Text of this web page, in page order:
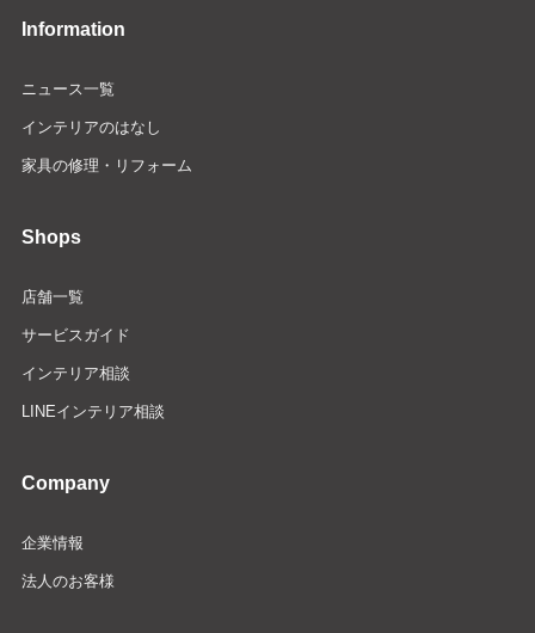
Information
ニュース一覧
インテリアのはなし
家具の修理・リフォーム
Shops
店舗一覧
サービスガイド
インテリア相談
LINEインテリア相談
Company
企業情報
法人のお客様